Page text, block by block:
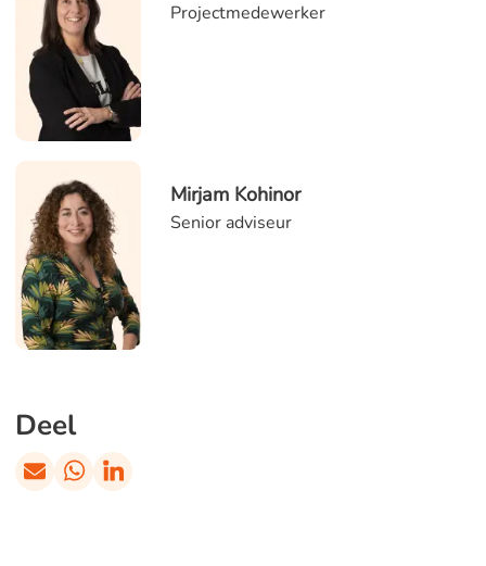
Projectmedewerker
Mirjam Kohinor
Senior adviseur
Deel